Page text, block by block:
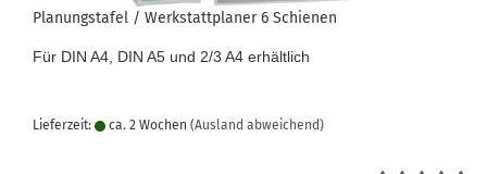
Planungstafel / Werkstattplaner 6 Schienen
Für DIN A4, DIN A5 und 2/3 A4 erhältlich
Lieferzeit: ca. 2 Wochen (Ausland abweichend)